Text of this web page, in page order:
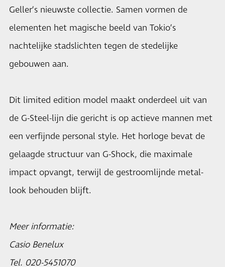
Geller’s nieuwste collectie. Samen vormen de
elementen het magische beeld van Tokio’s
nachtelijke stadslichten tegen de stedelijke
gebouwen aan.
Dit limited edition model maakt onderdeel uit van
de G-Steel-lijn die gericht is op actieve mannen met
een verfijnde personal style. Het horloge bevat de
gelaagde structuur van G-Shock, die maximale
impact opvangt, terwijl de gestroomlijnde metal-
look behouden blijft.
Meer informatie:
Casio Benelux
Tel. 020-5451070